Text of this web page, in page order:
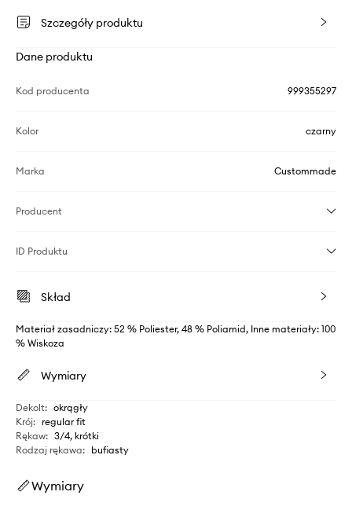
Szczegóły produktu
Dane produktu
Kod producenta 999355297
Kolor czarny
Marka Custommade
Producent
ID Produktu
Skład
Materiał zasadniczy: 52 % Poliester, 48 % Poliamid, Inne materiały: 100
% Wiskoza
Wymiary
Dekolt: okrągły
Krój: regular fit
Rękaw: 3/4, krótki
Rodzaj rękawa: bufiasty
Wymiary